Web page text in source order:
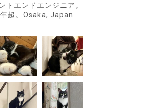
トエンドエンジニア。
超。Osaka, Japan.